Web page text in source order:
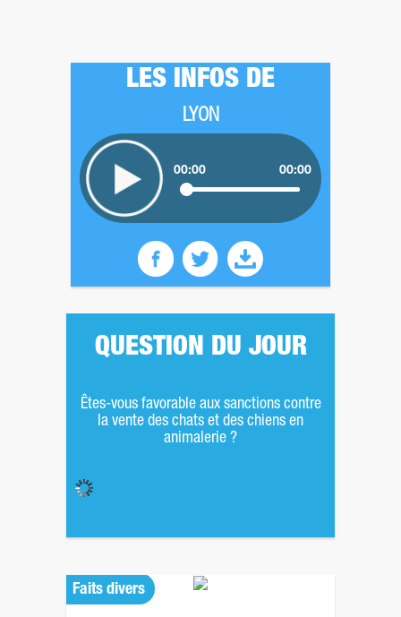
LES INFOS DE
LYON
00:00 00:00
QUESTION DU JOUR
Êtes-vous favorable aux sanctions contre
la vente des chats et des chiens en
animalerie ?
Faits divers